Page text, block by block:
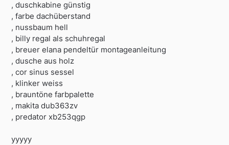
, duschkabine günstig
, farbe dachüberstand
, nussbaum hell
, billy regal als schuhregal
, breuer elana pendeltür montageanleitung
, dusche aus holz
, cor sinus sessel
, klinker weiss
, brauntöne farbpalette
, makita dub363zv
, predator xb253qgp
yyyyy